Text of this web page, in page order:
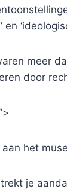
en
meer
door
het
trekt je